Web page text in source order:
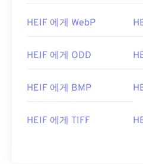
HEIF 에게 WebP
HEIF 에게 ODD
HEIF 에게 BMP
HEIF 에게 TIFF